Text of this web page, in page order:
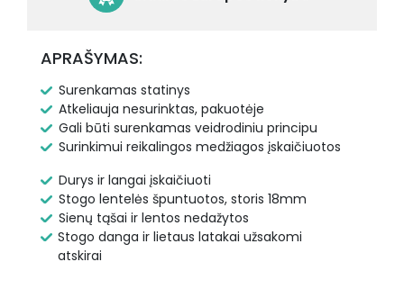
APRAŠYMAS:
Surenkamas statinys
Atkeliauja nesurinktas, pakuotėje
Gali būti surenkamas veidrodiniu principu
Surinkimui reikalingos medžiagos įskaičiuotos
Durys ir langai įskaičiuoti
Stogo lentelės špuntuotos, storis 18mm
Sienų tąšai ir lentos nedažytos
Stogo danga ir lietaus latakai užsakomi
atskirai